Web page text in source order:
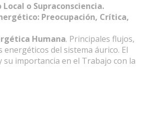
Local o Supraconsciencia.
Preocupación, Crítica,
Humana. Principales flujos,
energéticos del sistema áurico. El
su importancia en el Trabajo con la